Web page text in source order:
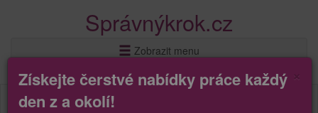
Správnýkrok.cz
Zobrazit menu
Získejte čerstvé nabídky práce každý
den z a okolí!